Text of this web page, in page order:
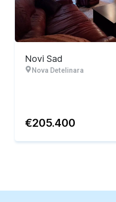
Ekskluzivna ponuda
Novi Sad
Nova Detelinara
€205.400